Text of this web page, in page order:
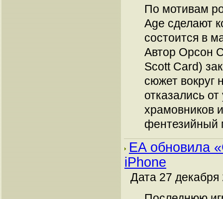
По мотивам
Age сделают
состоится в
Автор Орсон
Scott Card)
сюжет вокруг
отказались от
храмовников
фентезийный
EA обновила
iPhone
Дата 27 декабря